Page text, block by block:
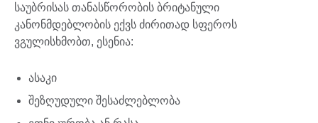
საუბრისას თანასწორობის ბრიტანული
კანონმდებლობის ექვს ძირითად სფეროს
ვგულისხმობთ, ესენია:
ასაკი
შეზღუდული შესაძლებლობა